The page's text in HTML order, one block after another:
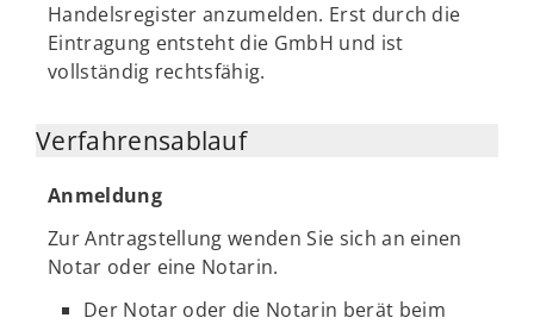
Handelsregister anzumelden. Erst durch die
Eintragung entsteht die GmbH und ist
vollständig rechtsfähig.
Verfahrensablauf
Anmeldung
Zur Antragstellung wenden Sie sich an einen
Notar oder eine Notarin.
Der Notar oder die Notarin berät beim